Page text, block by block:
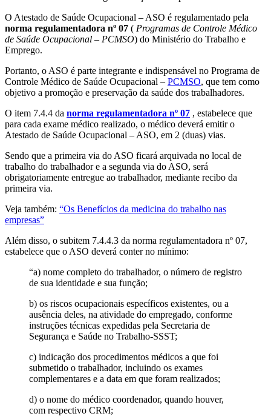
O Atestado de Saúde Ocupacional – ASO é regulamentado pela
norma regulamentadora nº 07 ( Programas de Controle Médico
de Saúde Ocupacional – PCMSO) do Ministério do Trabalho e
Emprego.
Portanto, o ASO é parte integrante e indispensável no Programa de
Controle Médico de Saúde Ocupacional – PCMSO, que tem como
objetivo a promoção e preservação da saúde dos trabalhadores.
O item 7.4.4 da norma regulamentadora nº 07 , estabelece que
para cada exame médico realizado, o médico deverá emitir o
Atestado de Saúde Ocupacional – ASO, em 2 (duas) vias.
Sendo que a primeira via do ASO ficará arquivada no local de
trabalho do trabalhador e a segunda via do ASO, será
obrigatoriamente entregue ao trabalhador, mediante recibo da
primeira via.
Veja também: “Os Benefícios da medicina do trabalho nas
empresas”
Além disso, o subitem 7.4.4.3 da norma regulamentadora nº 07,
estabelece que o ASO deverá conter no mínimo:
“a) nome completo do trabalhador, o número de registro
de sua identidade e sua função;
b) os riscos ocupacionais específicos existentes, ou a
ausência deles, na atividade do empregado, conforme
instruções técnicas expedidas pela Secretaria de
Segurança e Saúde no Trabalho-SSST;
c) indicação dos procedimentos médicos a que foi
submetido o trabalhador, incluindo os exames
complementares e a data em que foram realizados;
d) o nome do médico coordenador, quando houver,
com respectivo CRM;